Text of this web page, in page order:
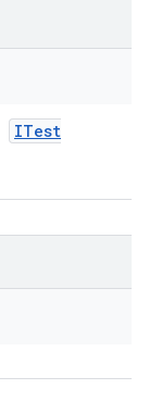
ITest